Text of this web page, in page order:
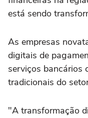
está sendo
As empresas
digitais de
serviços bancários
tradicionais do
"A transformação